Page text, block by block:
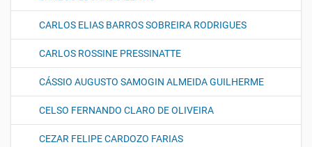
CARLOS ELIAS BARROS SOBREIRA RODRIGUES
CARLOS ROSSINE PRESSINATTE
CÁSSIO AUGUSTO SAMOGIN ALMEIDA GUILHERME
CELSO FERNANDO CLARO DE OLIVEIRA
CEZAR FELIPE CARDOZO FARIAS